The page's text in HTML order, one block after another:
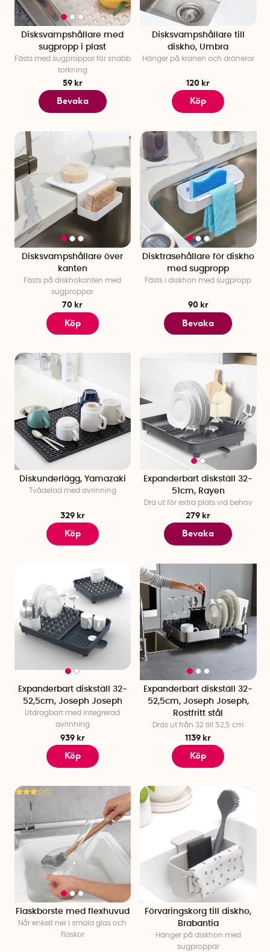
Disksvampshållare med
sugpropp i plast
Fästs med sugproppar för snabb
torkning
59 kr
Bevaka
Disksvampshållare till
diskho, Umbra
Hänger på kranen och dränerar
120 kr
Köp
Disksvampshållare över
kanten
Fästs på diskhokanten med
sugproppar
70 kr
Köp
Disktrasehållare för diskho
med sugpropp
Fästs i diskhon med sugpropp
90 kr
Bevaka
Diskunderlägg, Yamazaki
Tvådelad med avrinning
329 kr
Köp
Expanderbart diskställ 32-
51cm, Rayen
Dra ut för extra plats vid behov
279 kr
Bevaka
Expanderbart diskställ 32-
52,5cm, Joseph Joseph
Utdragbart med integrerad
avrinning
939 kr
Köp
Expanderbart diskställ 32-
52,5cm, Joseph Joseph,
Rostfritt stål
Dras ut från 32 till 52,5 cm
1139 kr
Köp
Flaskborste med flexhuvud
Når enkelt ner i smala glas och
flaskor
Förvaringskorg till diskho,
Brabantia
Hänger på diskhon med
sugproppar